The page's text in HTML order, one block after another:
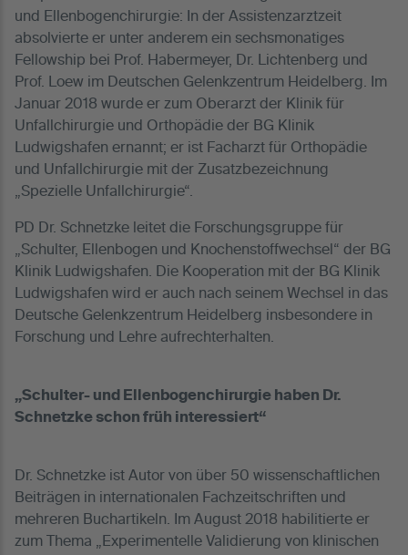
und Ellenbogenchirurgie: In der Assistenzarztzeit
absolvierte er unter anderem ein sechsmonatiges
Fellowship bei Prof. Habermeyer, Dr. Lichtenberg und
Prof. Loew im Deutschen Gelenkzentrum Heidelberg. Im
Januar 2018 wurde er zum Oberarzt der Klinik für
Unfallchirurgie und Orthopädie der BG Klinik
Ludwigshafen ernannt; er ist Facharzt für Orthopädie
und Unfallchirurgie mit der Zusatzbezeichnung
„Spezielle Unfallchirurgie“.
PD Dr. Schnetzke leitet die Forschungsgruppe für
„Schulter, Ellenbogen und Knochenstoffwechsel“ der BG
Klinik Ludwigshafen. Die Kooperation mit der BG Klinik
Ludwigshafen wird er auch nach seinem Wechsel in das
Deutsche Gelenkzentrum Heidelberg insbesondere in
Forschung und Lehre aufrechterhalten.
„Schulter- und Ellenbogenchirurgie haben Dr.
Schnetzke schon früh interessiert“
Dr. Schnetzke ist Autor von über 50 wissenschaftlichen
Beiträgen in internationalen Fachzeitschriften und
mehreren Buchartikeln. Im August 2018 habilitierte er
zum Thema „Experimentelle Validierung von klinischen